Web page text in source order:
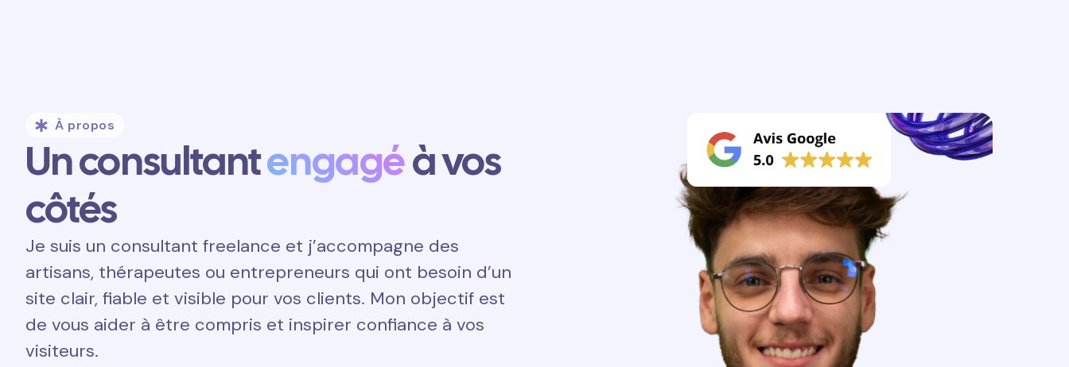
À propos
Un consultantengagéà vos
côtés
Je suis un consultant freelance et j’accompagne des
artisans, thérapeutes ou entrepreneurs qui ont besoin d’un
site clair, fiable et visible pour vos clients. Mon objectif est
de vous aider à être compris et inspirer confiance à vos
visiteurs.